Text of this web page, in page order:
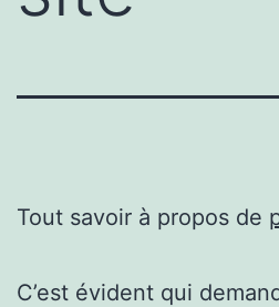
Tout savoir à propos de
C’est évident qui